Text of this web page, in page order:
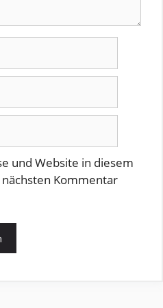
und Website in diesem
Kommentar